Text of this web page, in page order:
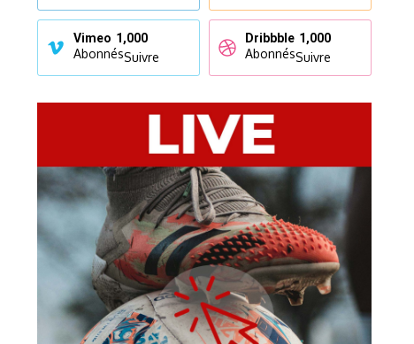
Vimeo 1,000
AbonnésSuivre
Dribbble 1,000
AbonnésSuivre